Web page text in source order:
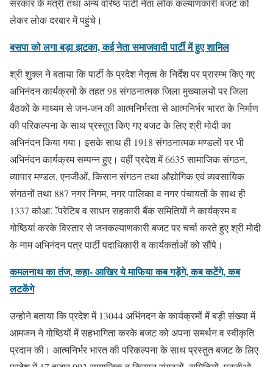
सरकार के मंत्री तथा अन्य वरिष्ठ पार्टी नेता लोक कल्याणकारी बजट को
लेकर लोक दरबार में पहुंचे।
बसपा को लगा बड़ा झटका, कई नेता समाजवादी पार्टी में हुए शामिल
श्री शुक्ल ने बताया कि पार्टी के प्रदेश नेतृत्व के निर्देश पर प्रारम्भ किए गए
अभिनंदन कार्यक्रमों के तहत 98 संगठनात्मक जिला मुख्यालयों पर जिला
बैठकों के माध्यम से जन-जन की आत्मनिर्भरता से आत्मनिर्भर भारत के निर्माण
की परिकल्पना के साथ प्रस्तुत किए गए बजट के लिए श्री मोदी का
अभिनंदन किया गया। इसके साथ ही 1918 संगठनात्मक मण्डलों पर भी
अभिनंदन कार्यक्रम सम्पन्न हुए। वहीं प्रदेश में 6635 सामाजिक संगठन,
व्यापार मण्डल, एनजीओं, किसान संगठन तथा औद्योगिक एवं व्यवसायिक
संगठनों तथा 887 नगर निगम, नगर पालिका व नगर पंचायतों के साथ ही
1337 कोआॅपरेटिब व साधन सहकारी बैंक समितियों ने कार्यक्रम व
गोष्ठियां करके विस्तार से जनकल्याणकारी बजट पर चर्चा करते हुए श्री मोदी
के नाम अभिनंदन पत्र पार्टी पदाधिकारी व कार्यकर्ताओं को सौंपे।
कमलनाथ का तंज, कहा- आखिर ये माफिया कब गड़ेंगे, कब कटेंगे, कब
लटकेंगे
उन्होने बताया कि प्रदेश में 13044 अभिंनदन के कार्यक्रमों में बड़ी संख्या में
आमजन ने गोष्ठियों में सहभागिता करके बजट को अपना समर्थन व स्वीकृति
प्रदान की। आत्मनिर्भर भारत की परिकल्पना के साथ प्रस्तुत बजट के लिए